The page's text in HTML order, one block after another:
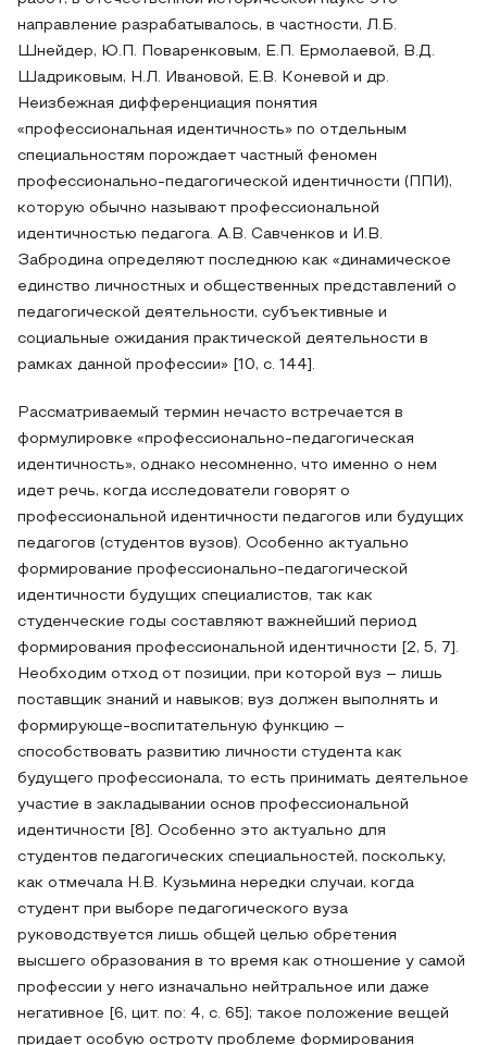
направление разрабатывалось, в частности, Л.Б.
Шнейдер, Ю.П. Поваренковым, Е.П. Ермолаевой, В.Д.
Шадриковым, Н.Л. Ивановой, Е.В. Коневой и др.
Неизбежная дифференциация понятия
«профессиональная идентичность» по отдельным
специальностям порождает частный феномен
профессионально-педагогической идентичности (ППИ),
которую обычно называют профессиональной
идентичностью педагога. А.В. Савченков и И.В.
Забродина определяют последнюю как «динамическое
единство личностных и общественных представлений о
педагогической деятельности, субъективные и
социальные ожидания практической деятельности в
рамках данной профессии» [10, с. 144].
Рассматриваемый термин нечасто встречается в
формулировке «профессионально-педагогическая
идентичность», однако несомненно, что именно о нем
идет речь, когда исследователи говорят о
профессиональной идентичности педагогов или будущих
педагогов (студентов вузов). Особенно актуально
формирование профессионально-педагогической
идентичности будущих специалистов, так как
студенческие годы составляют важнейший период
формирования профессиональной идентичности [2, 5, 7].
Необходим отход от позиции, при которой вуз – лишь
поставщик знаний и навыков; вуз должен выполнять и
формирующе-воспитательную функцию –
способствовать развитию личности студента как
будущего профессионала, то есть принимать деятельное
участие в закладывании основ профессиональной
идентичности [8]. Особенно это актуально для
студентов педагогических специальностей, поскольку,
как отмечала Н.В. Кузьмина нередки случаи, когда
студент при выборе педагогического вуза
руководствуется лишь общей целью обретения
высшего образования в то время как отношение у самой
профессии у него изначально нейтральное или даже
негативное [6, цит. по: 4, с. 65]; такое положение вещей
придает особую остроту проблеме формирования